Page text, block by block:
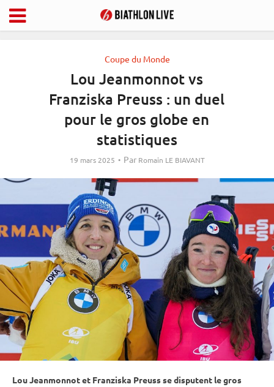
Coupe du Monde
Lou Jeanmonnot vs
Franziska Preuss : un duel
pour le gros globe en
statistiques
19 mars 2025 Par Romain LE BIAVANT
Lou Jeanmonnot et Franziska Preuss se disputent le gros